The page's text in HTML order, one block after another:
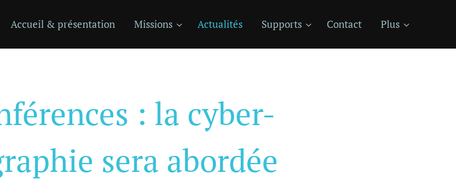
Accueil & présentation Missions Actualités Supports Contact Plus
: la cyber-
sera abordée